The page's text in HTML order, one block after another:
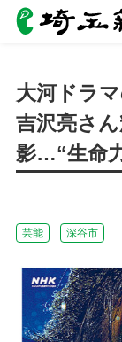
大河ドラ
吉沢亮さ
影…“生命
芸能 深谷市